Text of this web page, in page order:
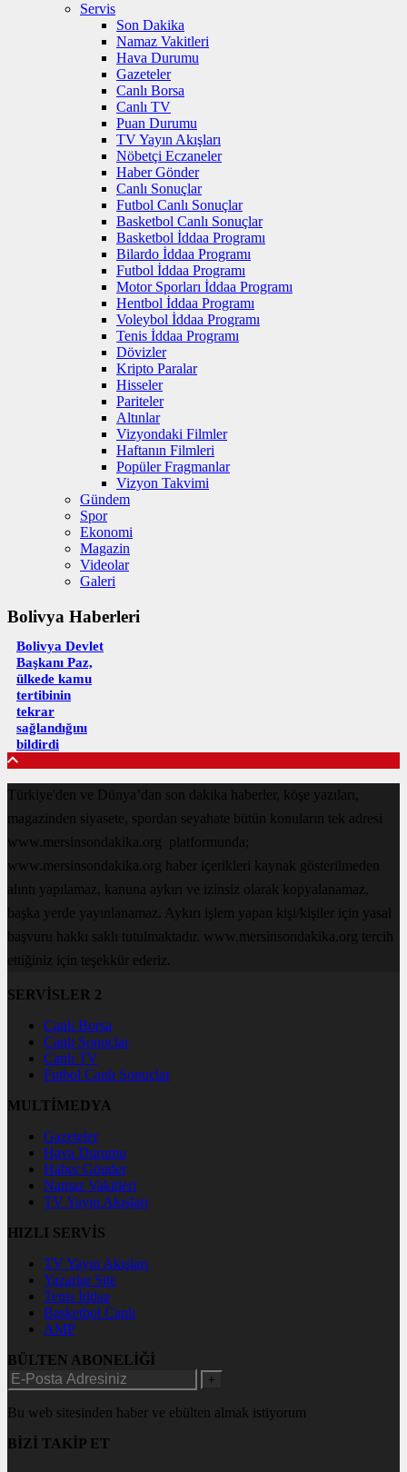
Servis
Son Dakika
Namaz Vakitleri
Hava Durumu
Gazeteler
Canlı Borsa
Canlı TV
Puan Durumu
TV Yayın Akışları
Nöbetçi Eczaneler
Haber Gönder
Canlı Sonuçlar
Futbol Canlı Sonuçlar
Basketbol Canlı Sonuçlar
Basketbol İddaa Programı
Bilardo İddaa Programı
Futbol İddaa Programı
Motor Sporları İddaa Programı
Hentbol İddaa Programı
Voleybol İddaa Programı
Tenis İddaa Programı
Dövizler
Kripto Paralar
Hisseler
Pariteler
Altınlar
Vizyondaki Filmler
Haftanın Filmleri
Popüler Fragmanlar
Vizyon Takvimi
Gündem
Spor
Ekonomi
Magazin
Videolar
Galeri
Bolivya Haberleri
Bolivya Devlet
Başkanı Paz,
ülkede kamu
tertibinin
tekrar
sağlandığını
bildirdi
Türkiye'den ve Dünya’dan son dakika haberler, köşe yazıları,
magazinden siyasete, spordan seyahate bütün konuların tek adresi
www.mersinsondakika.org platformunda;
www.mersinsondakika.org haber içerikleri kaynak gösterilmeden
alıntı yapılamaz, kanuna aykırı ve izinsiz olarak kopyalanamaz,
başka yerde yayınlanamaz. Aykırı işlem yapan kişi/kişiler için yasal
başvuru hakkı saklı tutulmaktadır. www.mersinsondakika.org tercih
ettiğiniz için teşekkür ederiz.
SERVİSLER 2
Canlı Borsa
Canlı Sonuçlar
Canlı TV
Futbol Canlı Sonuçlar
MULTİMEDYA
Gazeteler
Hava Durumu
Haber Gönder
Namaz Vakitleri
TV Yayın Akışları
HIZLI SERVİS
TV Yayın Akışları
Yazarlar Site
Tenis İddaa
Basketbol Canlı
AMP
BÜLTEN ABONELİĞİ
+
Bu web sitesinden haber ve ebülten almak istiyorum
BİZİ TAKİP ET